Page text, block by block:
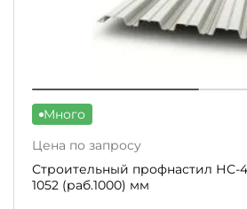
Много
Цена по запросу
Строительный профнастил НС-
1052 (раб.1000) мм